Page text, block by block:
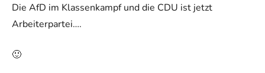
Die AfD im Klassenkampf und die CDU ist jetzt
Arbeiterpartei….
🙂